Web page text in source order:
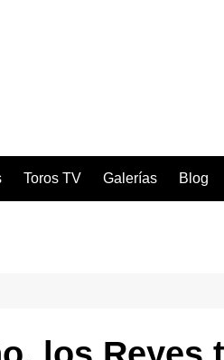
Toros TV Galerías Blog